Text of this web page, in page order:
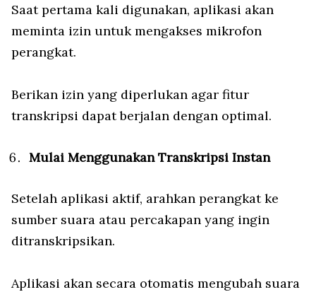
Saat pertama kali digunakan, aplikasi akan
meminta izin untuk mengakses mikrofon
perangkat.
Berikan izin yang diperlukan agar fitur
transkripsi dapat berjalan dengan optimal.
Mulai Menggunakan Transkripsi Instan
Setelah aplikasi aktif, arahkan perangkat ke
sumber suara atau percakapan yang ingin
ditranskripsikan.
Aplikasi akan secara otomatis mengubah suara